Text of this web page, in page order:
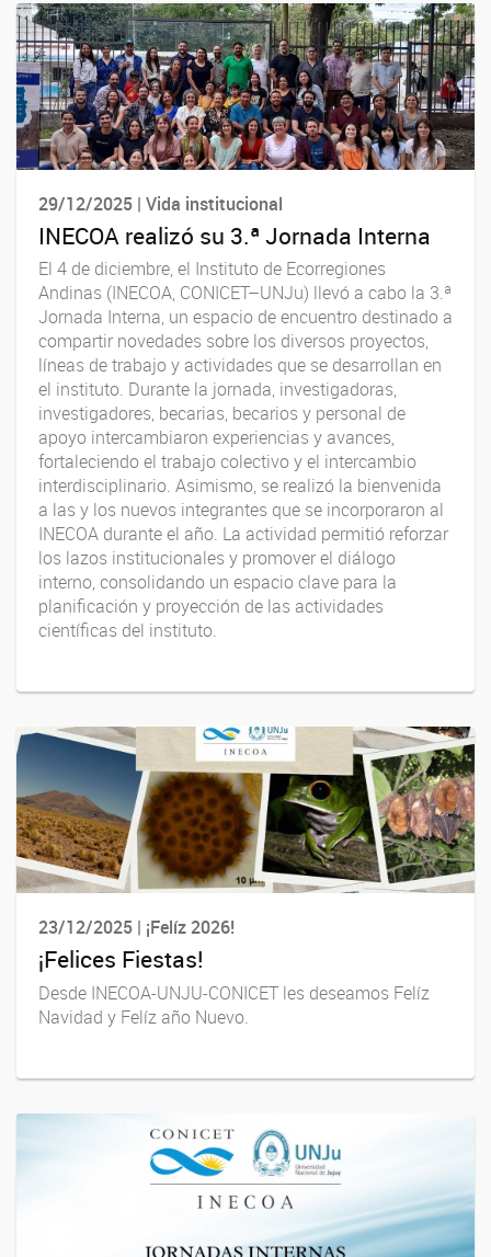
29/12/2025 | Vida institucional
INECOA realizó su 3.ª Jornada Interna
El 4 de diciembre, el Instituto de Ecorregiones
Andinas (INECOA, CONICET–UNJu) llevó a cabo la 3.ª
Jornada Interna, un espacio de encuentro destinado a
compartir novedades sobre los diversos proyectos,
líneas de trabajo y actividades que se desarrollan en
el instituto. Durante la jornada, investigadoras,
investigadores, becarias, becarios y personal de
apoyo intercambiaron experiencias y avances,
fortaleciendo el trabajo colectivo y el intercambio
interdisciplinario. Asimismo, se realizó la bienvenida
a las y los nuevos integrantes que se incorporaron al
INECOA durante el año. La actividad permitió reforzar
los lazos institucionales y promover el diálogo
interno, consolidando un espacio clave para la
planificación y proyección de las actividades
científicas del instituto.
23/12/2025 | ¡Felíz 2026!
¡Felices Fiestas!
Desde INECOA-UNJU-CONICET les deseamos Felíz
Navidad y Felíz año Nuevo.